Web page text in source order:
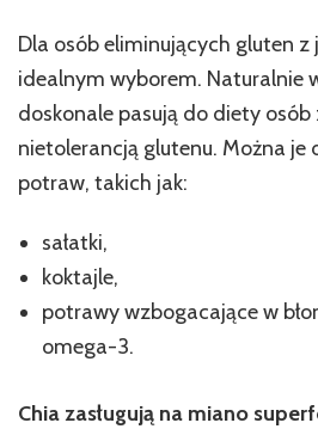
Dla osób eliminujących gluten z
idealnym wyborem. Naturalnie
doskonale pasują do diety osób
nietolerancją glutenu. Można je
potraw, takich jak:
sałatki,
koktajle,
potrawy wzbogacające w
omega-3.
Chia zasługują na miano